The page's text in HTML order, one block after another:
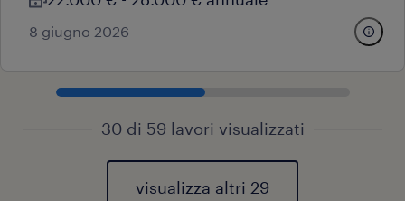
8 giugno 2026
30 di 59 lavori visualizzati
visualizza altri 29